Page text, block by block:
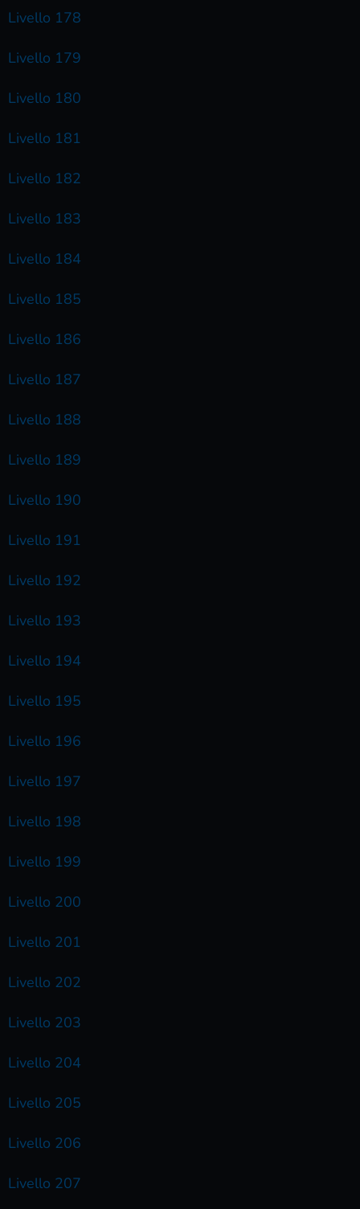
Livello 178
Livello 179
Livello 180
Livello 181
Livello 182
Livello 183
Livello 184
Livello 185
Livello 186
Livello 187
Livello 188
Livello 189
Livello 190
Livello 191
Livello 192
Livello 193
Livello 194
Livello 195
Livello 196
Livello 197
Livello 198
Livello 199
Livello 200
Livello 201
Livello 202
Livello 203
Livello 204
Livello 205
Livello 206
Livello 207